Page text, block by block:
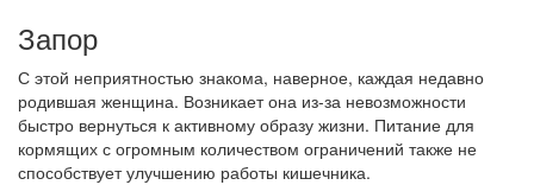
Запор
С этой неприятностью знакома, наверное, каждая недавно
родившая женщина. Возникает она из-за невозможности
быстро вернуться к активному образу жизни. Питание для
кормящих с огромным количеством ограничений также не
способствует улучшению работы кишечника.